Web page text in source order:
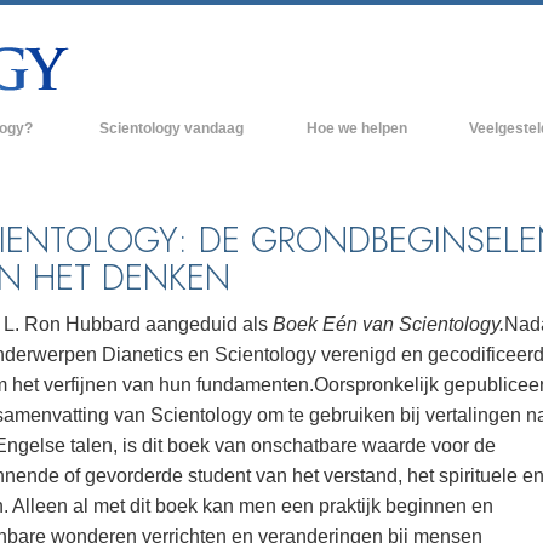
over
scientoloog
van Scientology
Scientology vandaag
Hogere Organisaties
Freewinds
Scientology beschikbaar maken voor de
hele wereld
David Miscavige - Kerkelijk Leider van
Scientology
Hoe we helpen
DE
HET DENKEN
L. Ron Hubbard aangeduid als Boek Eén van Scientology.
Dianetics en Scientology verenigd en
het verfijnen van hun fundamenten.Oorspronkelijk
van Scientology om te gebruiken bij vertalingen
talen, is dit boek van onschatbare waarde voor de
of gevorderde student van het verstand, het spirituele
Alleen al met dit boek kan men een praktijk beginnen en
wonderen verrichten en veranderingen bij mensen